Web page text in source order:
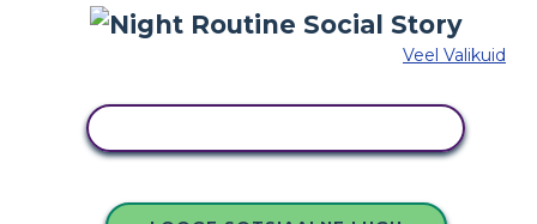
Veel Valikuid